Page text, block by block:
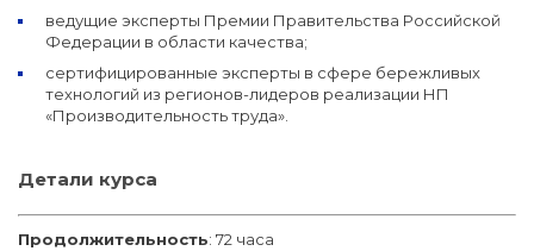
ведущие эксперты Премии Правительства Российской
Федерации в области качества;
cертифицированные эксперты в сфере бережливых
технологий из регионов-лидеров реализации НП
«Производительность труда».
Детали курса
Продолжительность: 72 часа